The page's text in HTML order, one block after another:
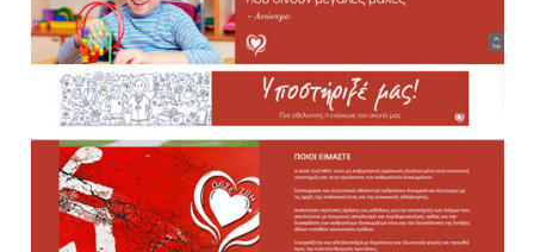
Websites